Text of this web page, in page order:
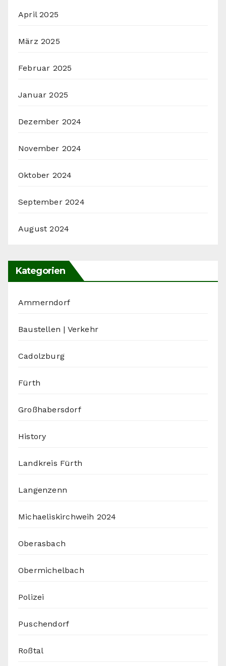
April 2025
März 2025
Februar 2025
Januar 2025
Dezember 2024
November 2024
Oktober 2024
September 2024
August 2024
Kategorien
Ammerndorf
Baustellen | Verkehr
Cadolzburg
Fürth
Großhabersdorf
History
Landkreis Fürth
Langenzenn
Michaeliskirchweih 2024
Oberasbach
Obermichelbach
Polizei
Puschendorf
Roßtal